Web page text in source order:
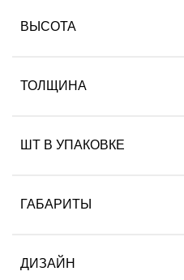
ВЫСОТА
ТОЛЩИНА
ШТ В УПАКОВКЕ
ГАБАРИТЫ
ДИЗАЙН